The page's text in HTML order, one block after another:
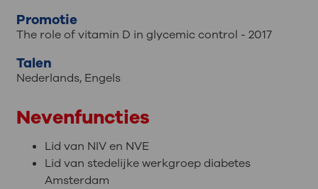
Promotie
The role of vitamin D in glycemic control - 2017
Talen
Nederlands,Engels
Nevenfuncties
Lid van NIV en NVE
Lid van stedelijke werkgroep diabetes
Amsterdam